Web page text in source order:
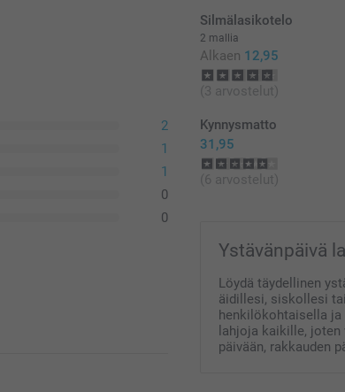
2
1
1
0
0
Silmälasikotelo
2 mallia
Alkaen 12,95
(3 arvostelut)
Kynnysmatto
31,95
(6 arvostelut)
Ystävänpäivä
Löydä täydellinen
äidillesi, siskollesi
henkilökohtaisella
lahjoja kaikille,
päivään, rakkauden